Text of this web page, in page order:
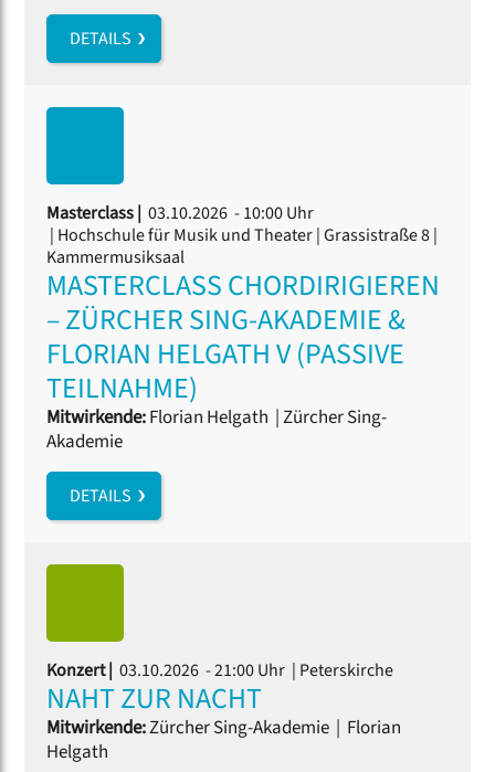
DETAILS
Masterclass | 03.10.2026 - 10:00 Uhr
| Hochschule für Musik und Theater | Grassistraße 8 |
Kammermusiksaal
MASTERCLASS CHORDIRIGIEREN
– ZÜRCHER SING-AKADEMIE &
FLORIAN HELGATH V (PASSIVE
TEILNAHME)
Mitwirkende:Florian Helgath |Zürcher Sing-
Akademie
DETAILS
Konzert | 03.10.2026 - 21:00 Uhr | Peterskirche
NAHT ZUR NACHT
Mitwirkende:Zürcher Sing-Akademie | Florian
Helgath